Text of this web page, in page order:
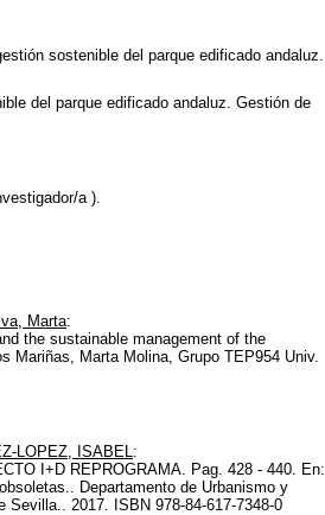
sostenible del parque edificado andaluz.
del parque edificado andaluz. Gestión de
a ).
Marta:
the sustainable management of the
Mariñas, Marta Molina, Grupo TEP954 Univ.
LOPEZ, ISABEL:
I+D REPROGRAMA. Pag. 428 - 440. En:
Departamento de Urbanismo y
Sevilla.. 2017. ISBN 978-84-617-7348-0